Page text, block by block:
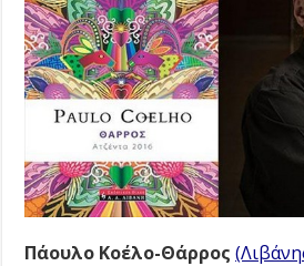
Πάουλο Κοέλο-Θάρρος